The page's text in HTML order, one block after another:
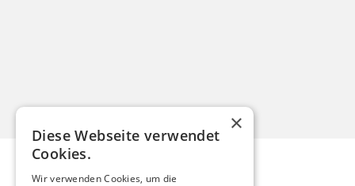
×
Diese Webseite verwendet
Cookies.
Wir verwenden Cookies, um die